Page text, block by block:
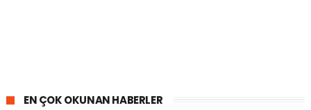
EN ÇOK OKUNAN HABERLER